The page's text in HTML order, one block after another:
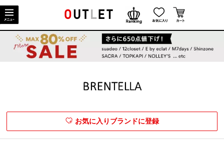
お気に入りブランドに登録